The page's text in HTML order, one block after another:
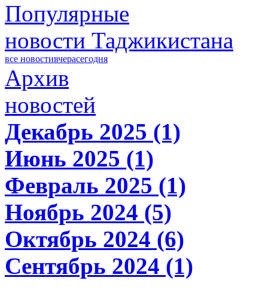
Популярные
новости Таджикистана
все новостивчерасегодня
Архив
новостей
Декабрь 2025 (1)
Июнь 2025 (1)
Февраль 2025 (1)
Ноябрь 2024 (5)
Октябрь 2024 (6)
Сентябрь 2024 (1)